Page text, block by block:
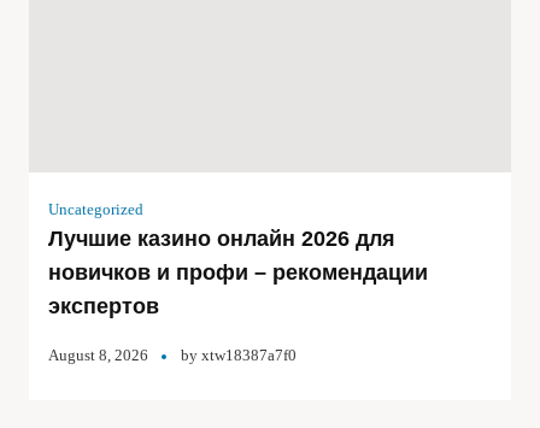
Uncategorized
Лучшие казино онлайн 2026 для
новичков и профи – рекомендации
экспертов
August 8, 2026 by xtw18387a7f0